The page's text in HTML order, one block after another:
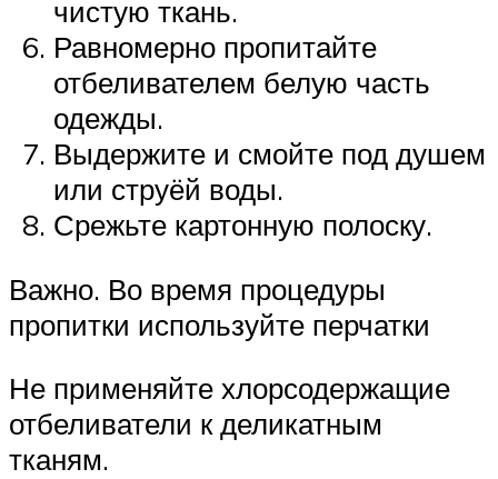
чистую ткань.
Равномерно пропитайте
отбеливателем белую часть
одежды.
Выдержите и смойте под душем
или струёй воды.
Срежьте картонную полоску.
Важно. Во время процедуры
пропитки используйте перчатки
Не применяйте хлорсодержащие
отбеливатели к деликатным
тканям.